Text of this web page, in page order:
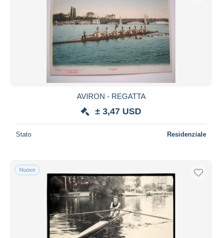
AVIRON - REGATTA
± 3,47 USD
Stato Residenziale
Nuovo